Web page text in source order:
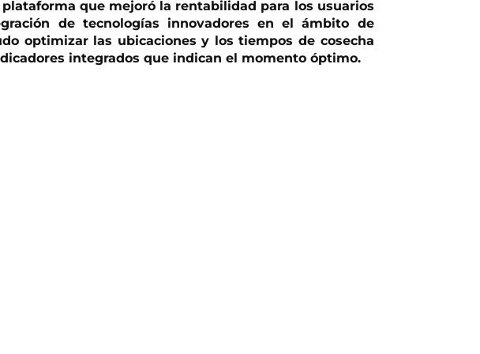
plataforma que mejoró la rentabilidad para los usuarios
de tecnologías innovadores en el ámbito de
optimizar las ubicaciones y los tiempos de cosecha
integrados que indican el momento óptimo.